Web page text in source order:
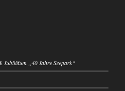
Jubiliäum „40 Jahre Seepark“